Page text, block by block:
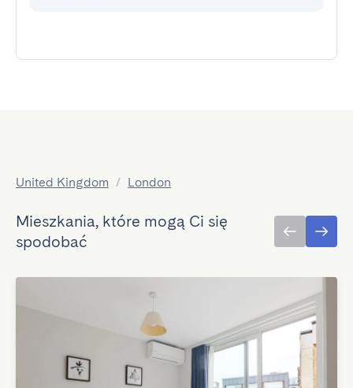
United Kingdom / London
Mieszkania, które mogą Ci się
spodobać